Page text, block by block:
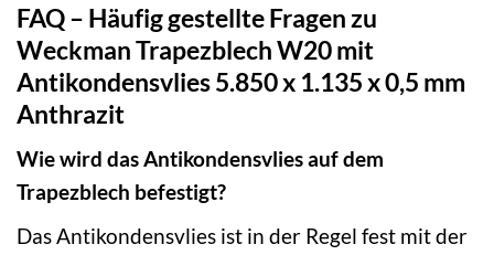
FAQ – Häufig gestellte Fragen zu
Weckman Trapezblech W20 mit
Antikondensvlies 5.850 x 1.135 x 0,5 mm
Anthrazit
Wie wird das Antikondensvlies auf dem
Trapezblech befestigt?
Das Antikondensvlies ist in der Regel fest mit der